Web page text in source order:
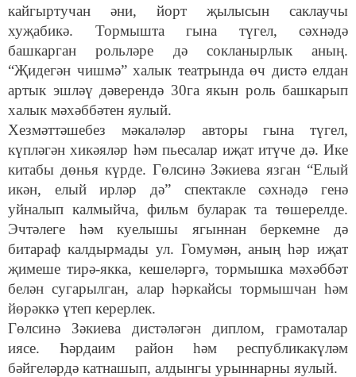
кайгыртучан әни, йорт җылысын саклаучы
хуҗабикә. Тормышта гына түгел, сәхнәдә
башкарган рольләре дә сокланырлык аның.
“Җидегән чишмә” халык театрында өч дистә елдан
артык эшләү дәверендә 30га якын роль башкарып
халык мәхәббәтен яулый.
Хезмәттәшебез мәкаләләр авторы гына түгел,
күпләгән хикәяләр һәм пьесалар иҗат итүче дә. Ике
китабы дөнья күрде. Гөлсинә Зәкиева язган “Елый
икән, елый ирләр дә” спектакле сәхнәдә генә
уйналып калмыйча, фильм буларак та төшерелде.
Эчтәлеге һәм куелышы ягыннан беркемне дә
битараф калдырмады ул. Гомумән, аның һәр иҗат
җимеше тирә-якка, кешеләргә, тормышка мәхәббәт
белән сугарылган, алар һәркайсы тормышчан һәм
йөрәккә үтеп керерлек.
Гөлсинә Зәкиева дистәләгән диплом, грамоталар
иясе. Һәрдаим район һәм республикакүләм
бәйгеләрдә катнашып, алдынгы урыннарны яулый.